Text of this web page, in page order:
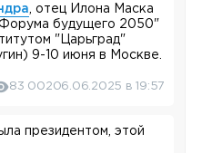
зачитывание
что-то спросить или
, отец Илона Маска
будущего 2050"
"Царьград"
9-10 июня в Москве.
83 00206.06.2025 в 19:57
президентом, этой